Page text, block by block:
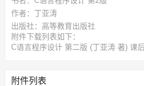
作者：丁亚涛
出版社：高等教育出版社
附件下载列表如下：
C语言程序设计 第二版 (丁亚涛 著) 课
附件列表